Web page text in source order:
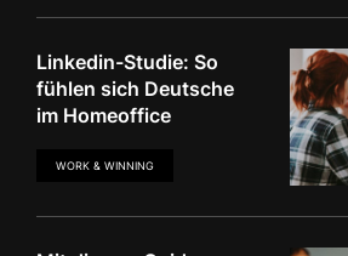
Linkedin-Studie: So
fühlen sich Deutsche
im Homeoffice
WORK & WINNING